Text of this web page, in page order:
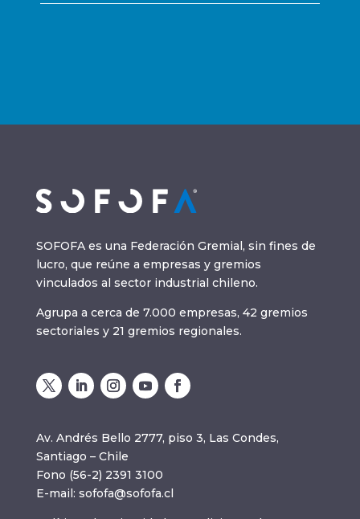
SOFOFA es una Federación Gremial, sin fines de
lucro, que reúne a empresas y gremios
vinculados al sector industrial chileno.
Agrupa a cerca de 7.000 empresas, 42 gremios
sectoriales y 21 gremios regionales.
Av. Andrés Bello 2777, piso 3, Las Condes,
Santiago – Chile
Fono (56-2) 2391 3100
E-mail: sofofa@sofofa.cl